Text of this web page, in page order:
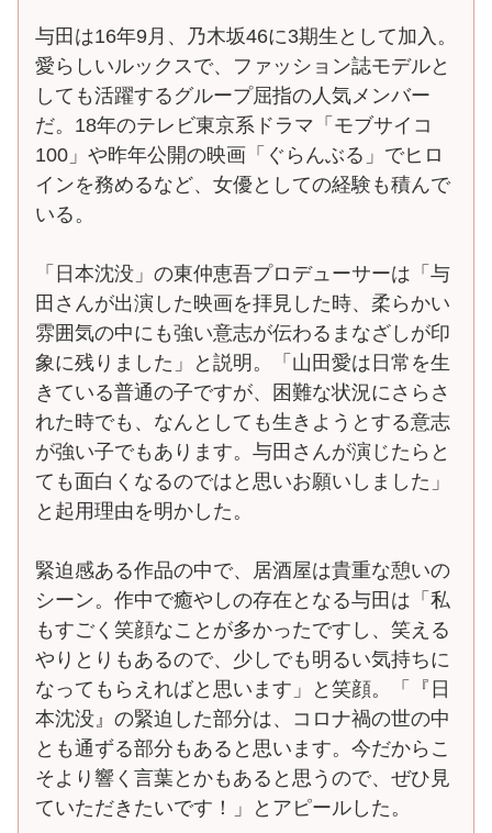
与田は16年9月、乃木坂46に3期生として加入。
愛らしいルックスで、ファッション誌モデルと
しても活躍するグループ屈指の人気メンバー
だ。18年のテレビ東京系ドラマ「モブサイコ
100」や昨年公開の映画「ぐらんぶる」でヒロ
インを務めるなど、女優としての経験も積んで
いる。
「日本沈没」の東仲恵吾プロデューサーは「与
田さんが出演した映画を拝見した時、柔らかい
雰囲気の中にも強い意志が伝わるまなざしが印
象に残りました」と説明。「山田愛は日常を生
きている普通の子ですが、困難な状況にさらさ
れた時でも、なんとしても生きようとする意志
が強い子でもあります。与田さんが演じたらと
ても面白くなるのではと思いお願いしました」
と起用理由を明かした。
緊迫感ある作品の中で、居酒屋は貴重な憩いの
シーン。作中で癒やしの存在となる与田は「私
もすごく笑顔なことが多かったですし、笑える
やりとりもあるので、少しでも明るい気持ちに
なってもらえればと思います」と笑顔。「『日
本沈没』の緊迫した部分は、コロナ禍の世の中
とも通ずる部分もあると思います。今だからこ
そより響く言葉とかもあると思うので、ぜひ見
ていただきたいです！」とアピールした。